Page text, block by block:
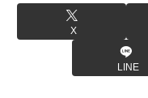
X
LINE